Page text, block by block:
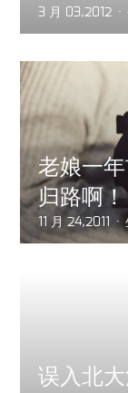
3 月 03,2012
老娘一
归路啊！
11 月 24,2011
误入北